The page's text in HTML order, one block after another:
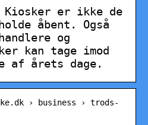
Kiosker er ikke de
åbent. Også
og
kan tage imod
af årets dage.
› business › trods-